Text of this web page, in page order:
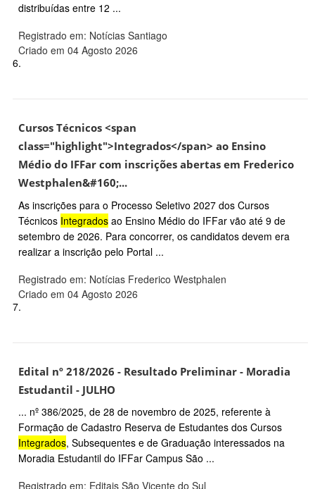
distribuídas entre 12 ...
Registrado em: Notícias Santiago
Criado em 04 Agosto 2026
6.
Cursos Técnicos <span
class="highlight">Integrados</span> ao Ensino
Médio do IFFar com inscrições abertas em Frederico
Westphalen&#160;...
As inscrições para o Processo Seletivo 2027 dos Cursos
Técnicos Integrados ao Ensino Médio do IFFar vão até 9 de
setembro de 2026. Para concorrer, os candidatos devem era
realizar a inscrição pelo Portal ...
Registrado em: Notícias Frederico Westphalen
Criado em 04 Agosto 2026
7.
Edital nº 218/2026 - Resultado Preliminar - Moradia
Estudantil - JULHO
... nº 386/2025, de 28 de novembro de 2025, referente à
Formação de Cadastro Reserva de Estudantes dos Cursos
Integrados, Subsequentes e de Graduação interessados na
Moradia Estudantil do IFFar Campus São ...
Registrado em: Editais São Vicente do Sul